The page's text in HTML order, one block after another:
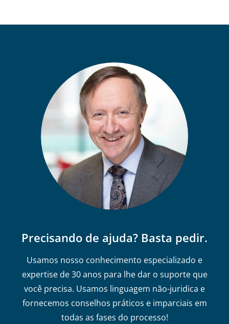
Precisando de ajuda? Basta pedir.
Usamos nosso conhecimento especializado e
expertise de 30 anos para lhe dar o suporte que
você precisa. Usamos linguagem não-juridica e
fornecemos conselhos práticos e imparciais em
todas as fases do processo!